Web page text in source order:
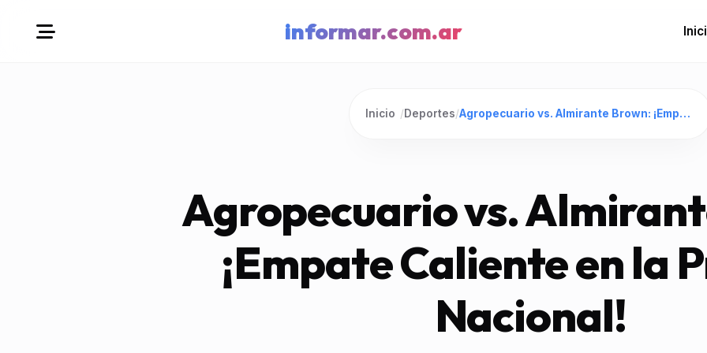
informar.com.ar
Inicio /Deportes/ Agropecuario vs. Almirante Brown: ¡Empate Caliente en la Primera Nacional!
Agropecuario vs.
¡Empate Caliente en la
Nacional!